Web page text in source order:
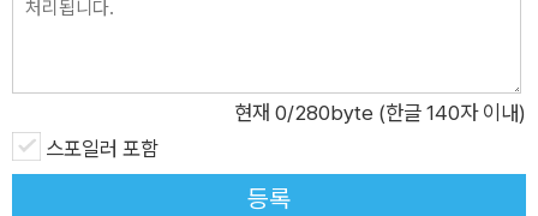
현재 0/280byte (한글 140자 이내)
스포일러 포함
등록